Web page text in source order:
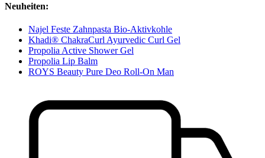
Neuheiten:
Najel Feste Zahnpasta Bio-Aktivkohle
Khadi® ChakraCurl Ayurvedic Curl Gel
Propolia Active Shower Gel
Propolia Lip Balm
ROYS Beauty Pure Deo Roll-On Man